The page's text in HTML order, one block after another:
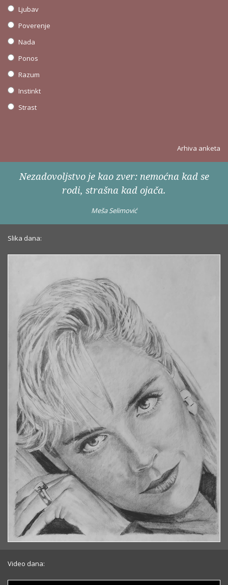
Ljubav
Poverenje
Nada
Ponos
Razum
Instinkt
Strast
Arhiva anketa
Nezadovoljstvo je kao zver: nemoćna kad se
rodi, strašna kad ojača.
Meša Selimović
Slika dana:
Video dana: